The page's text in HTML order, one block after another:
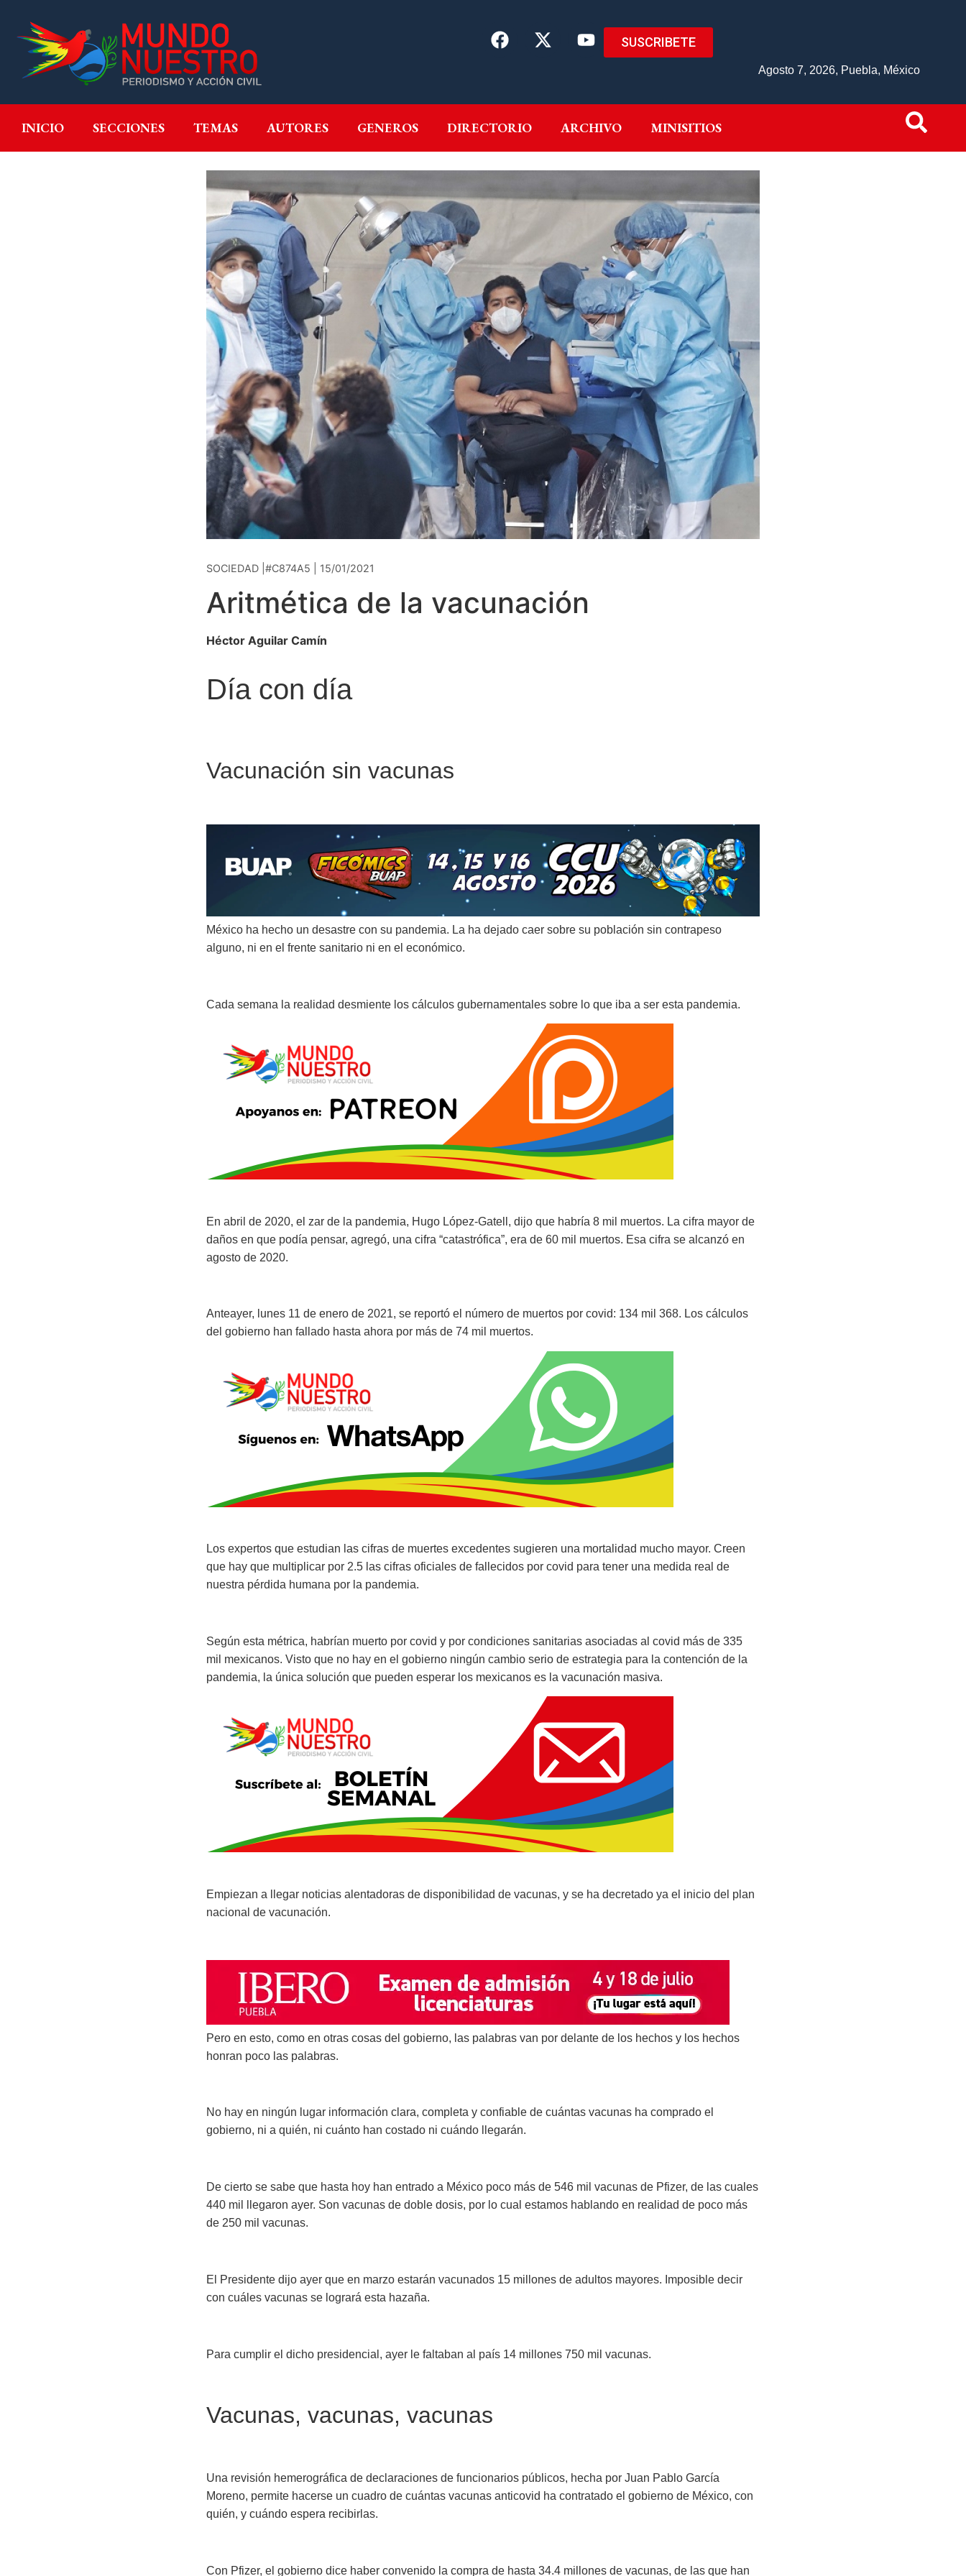
SUSCRIBETE
Agosto 7, 2026, Puebla, México
INICIO SECCIONES TEMAS AUTORES GENEROS DIRECTORIO ARCHIVO MINISITIOS
INICIO SECCIONES GENEROS DIRECTORIO ARCHIVO MINISITIOS
SOCIEDAD |#C874A5 | 15/01/2021
Aritmética de la vacunación
Héctor Aguilar Camín
Día con día
Vacunación sin vacunas
México ha hecho un desastre con su pandemia. La ha dejado caer sobre su población sin contrapeso
alguno, ni en el frente sanitario ni en el económico.
Cada semana la realidad desmiente los cálculos gubernamentales sobre lo que iba a ser esta pandemia.
En abril de 2020, el zar de la pandemia, Hugo López-Gatell, dijo que habría 8 mil muertos. La cifra mayor de
daños en que podía pensar, agregó, una cifra “catastrófica”, era de 60 mil muertos. Esa cifra se alcanzó en
agosto de 2020.
Anteayer, lunes 11 de enero de 2021, se reportó el número de muertos por covid: 134 mil 368. Los cálculos
del gobierno han fallado hasta ahora por más de 74 mil muertos.
Los expertos que estudian las cifras de muertes excedentes sugieren una mortalidad mucho mayor. Creen
que hay que multiplicar por 2.5 las cifras oficiales de fallecidos por covid para tener una medida real de
nuestra pérdida humana por la pandemia.
Según esta métrica, habrían muerto por covid y por condiciones sanitarias asociadas al covid más de 335
mil mexicanos. Visto que no hay en el gobierno ningún cambio serio de estrategia para la contención de la
pandemia, la única solución que pueden esperar los mexicanos es la vacunación masiva.
Empiezan a llegar noticias alentadoras de disponibilidad de vacunas, y se ha decretado ya el inicio del plan
nacional de vacunación.
Pero en esto, como en otras cosas del gobierno, las palabras van por delante de los hechos y los hechos
honran poco las palabras.
No hay en ningún lugar información clara, completa y confiable de cuántas vacunas ha comprado el
gobierno, ni a quién, ni cuánto han costado ni cuándo llegarán.
De cierto se sabe que hasta hoy han entrado a México poco más de 546 mil vacunas de Pfizer, de las cuales
440 mil llegaron ayer. Son vacunas de doble dosis, por lo cual estamos hablando en realidad de poco más
de 250 mil vacunas.
El Presidente dijo ayer que en marzo estarán vacunados 15 millones de adultos mayores. Imposible decir
con cuáles vacunas se logrará esta hazaña.
Para cumplir el dicho presidencial, ayer le faltaban al país 14 millones 750 mil vacunas.
Vacunas, vacunas, vacunas
Una revisión hemerográfica de declaraciones de funcionarios públicos, hecha por Juan Pablo García
Moreno, permite hacerse un cuadro de cuántas vacunas anticovid ha contratado el gobierno de México, con
quién, y cuándo espera recibirlas.
Con Pfizer, el gobierno dice haber convenido la compra de hasta 34.4 millones de vacunas, de las que han